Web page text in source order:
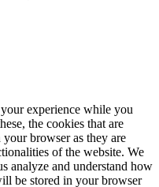
experience while you
the cookies that are
your browser as they are
of the website. We
analyze and understand how
be stored in your browser